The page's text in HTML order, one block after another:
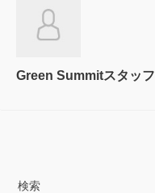
Green Summitスタッフ
検索